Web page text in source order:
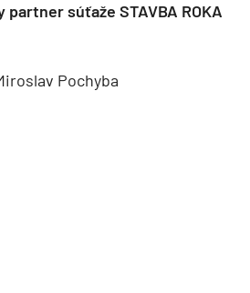
partner súťaže STAVBA ROKA
Pochyba